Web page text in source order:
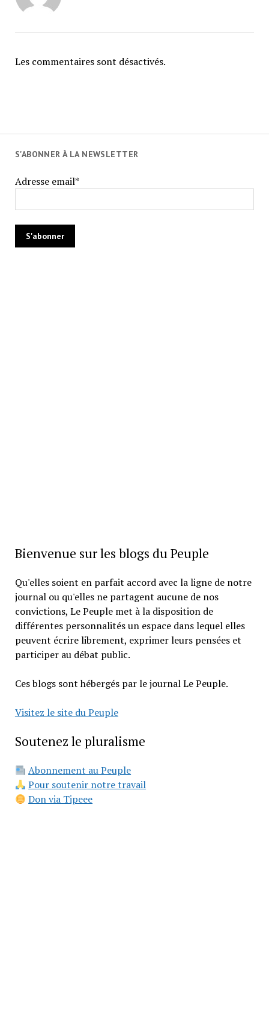
Les commentaires sont désactivés.
S'ABONNER À LA NEWSLETTER
Adresse email*
Bienvenue sur les blogs du Peuple
Qu'elles soient en parfait accord avec la ligne de notre
journal ou qu'elles ne partagent aucune de nos
convictions, Le Peuple met à la disposition de
différentes personnalités un espace dans lequel elles
peuvent écrire librement, exprimer leurs pensées et
participer au débat public.
Ces blogs sont hébergés par le journal Le Peuple.
Visitez le site du Peuple
Soutenez le pluralisme
Abonnement au Peuple
Pour soutenir notre travail
Don via Tipeee